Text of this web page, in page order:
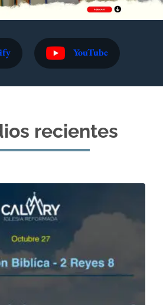
YouTube
recientes